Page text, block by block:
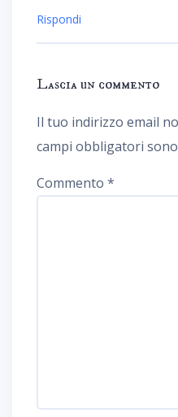
Rispondi
Lascia un commento
Il tuo indirizzo email
campi obbligatori
Commento *